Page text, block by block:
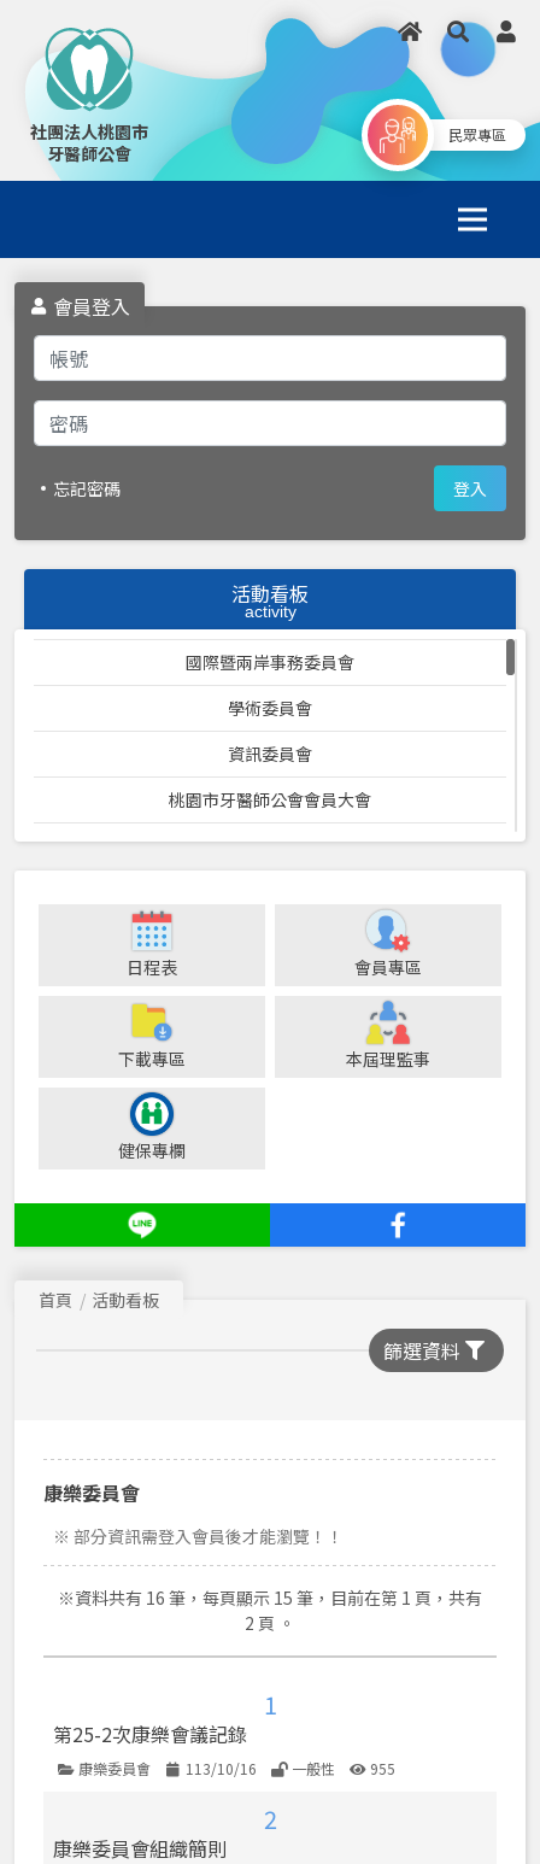
社團法人桃園市
牙醫師公會
民眾專區
會員登入
登入
忘記密碼
活動看板
activity
國際暨兩岸事務委員會
學術委員會
資訊委員會
桃園市牙醫師公會會員大會
社會服務委員會
財務委員會
監事會
差旅費
核銷
會館租借
日程表 會員專區
下載專區 本屆理監事
健保專欄
首頁 活動看板
篩選資料
康樂委員會
※ 部分資訊需登入會員後才能瀏覽！！
※資料共有 16 筆，每頁顯示 15 筆，目前在第 1 頁，共有
2 頁 。
1
第25-2次康樂會議記錄
類別
康樂委員會 發佈日期
113/10/16 使用權限
一般性 點閱數
955
2
康樂委員會組織簡則